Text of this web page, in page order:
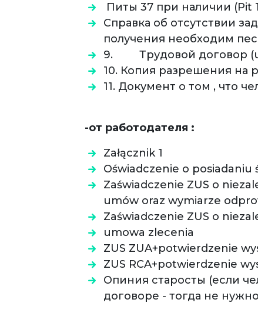
Питы 37 при наличии (Pit
Справка об отсутствии
получения необходим
9. Трудовой договор
10. Копия разрешения на
11. Документ о том , что
-от работодателя :
Załącznik 1
Oświadczenie o posiadaniu
Zaświadczenie ZUS o
umów oraz wymiarze
Zaświadczenie ZUS o
umowa zlecenia
ZUS ZUA+potwierdzenie
ZUS RCA+potwierdzenie
Опиния старосты (если
договоре - тогда не